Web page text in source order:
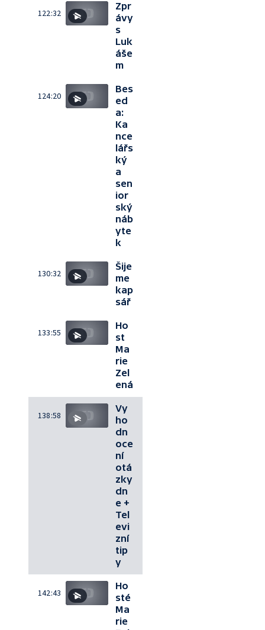
122:32
Zpr
ávy
s
Luk
áše
m
124:20
Bes
ed
a:
Ka
nce
lářs
ký
a
sen
ior
ský
náb
yte
k
130:32
Šije
me
kap
sář
133:55
Ho
st
Ma
rie
Zel
ená
138:58
Vy
ho
dn
oce
ní
otá
zky
dn
e +
Tel
evi
zní
tip
y
142:43
Ho
sté
Ma
rie